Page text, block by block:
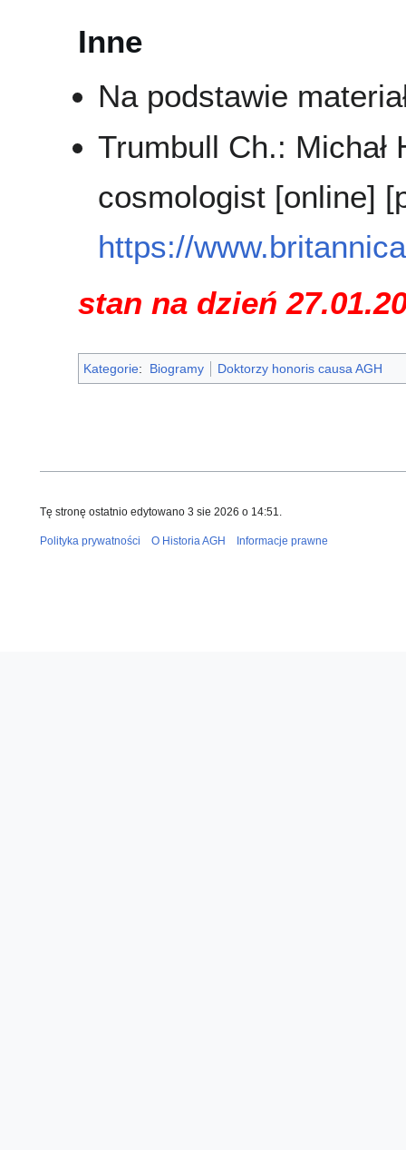
Inne
Na podstawie
Trumbull Ch.:
cosmologist [online]
https://
stan na dzień
Kategorie: Biogramy Doktorzy honoris causa AGH
Tę stronę ostatnio edytowano 3 sie 2026 o 14:51.
Polityka prywatności O Historia AGH Informacje prawne